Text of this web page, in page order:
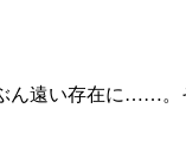
遠い存在に……